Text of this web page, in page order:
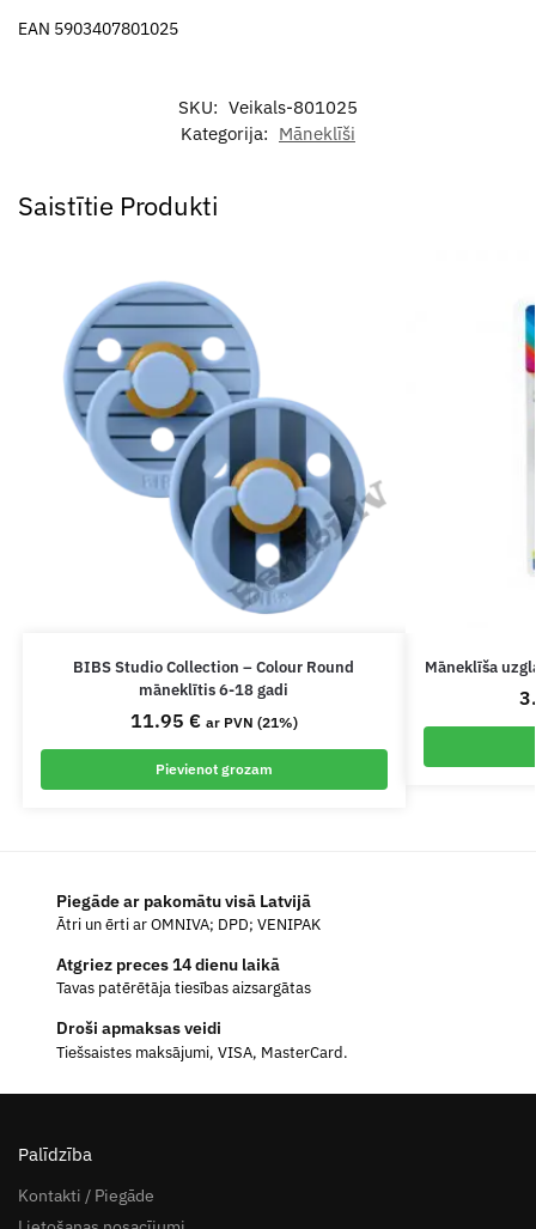
EAN 5903407801025
SKU: Veikals-801025
Kategorija: Māneklīši
Saistītie Produkti
BIBS Studio Collection – Colour Round
māneklītis 6-18 gadi
11.95 € ar PVN (21%)
Pievienot grozam
Māneklīša
Piegāde ar pakomātu visā Latvijā
Ātri un ērti ar OMNIVA; DPD; VENIPAK
Atgriez preces 14 dienu laikā
Tavas patērētāja tiesības aizsargātas
Droši apmaksas veidi
Tiešsaistes maksājumi, VISA, MasterCard.
Palīdzība
Kontakti / Piegāde